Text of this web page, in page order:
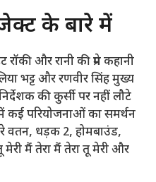
के बारे में
और रानी की प्रेम कहानी
भट्ट और रणवीर सिंह मुख्य
की कुर्सी पर नहीं लौटे
कई परियोजनाओं का समर्थन
वतन, धड़क 2, होमबाउंड,
मैं तेरा मैं तेरा तू मेरी और